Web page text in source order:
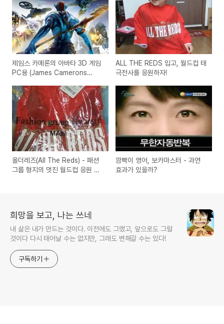
제임스 카메론의 아바타 3D 게임
PC용 (James Camerons
ALL THE REDS 입고, 월드컵 태
극전사를 응원하자!
올더레즈(All The Reds) - 패션
그룹 형지의 멋진 월드컵 응원 티
깜빡이 영어, 보카마스터 - 과연
효과가 있을까?
희망을 보고, 나는 쓰네
내 삶은 내가 만드는 것이다. 이전에도 그랬고, 앞으로도 그럴
것이다 다시 태어날 수는 없지만, 그래도 변해갈 수는 있다!
구독하기